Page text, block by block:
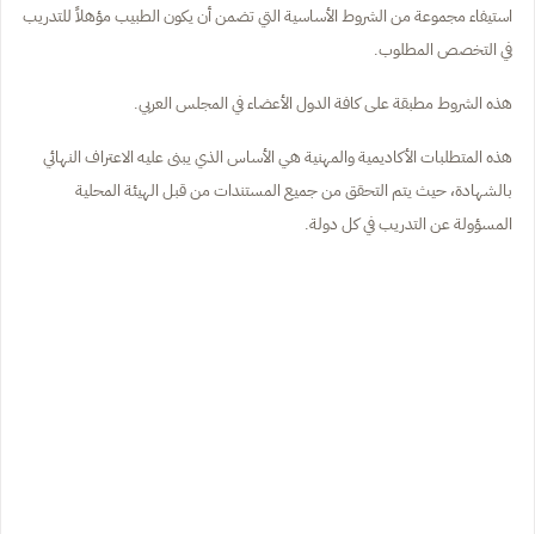
استيفاء مجموعة من الشروط الأساسية التي تضمن أن يكون الطبيب مؤهلاً للتدريب
في التخصص المطلوب.
هذه الشروط مطبقة على كافة الدول الأعضاء في المجلس العربي.
هذه المتطلبات الأكاديمية والمهنية هي الأساس الذي يبنى عليه الاعتراف النهائي
بالشهادة، حيث يتم التحقق من جميع المستندات من قبل الهيئة المحلية
المسؤولة عن التدريب في كل دولة.